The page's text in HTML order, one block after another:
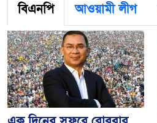
বিএনপি আওয়ামী লীগ